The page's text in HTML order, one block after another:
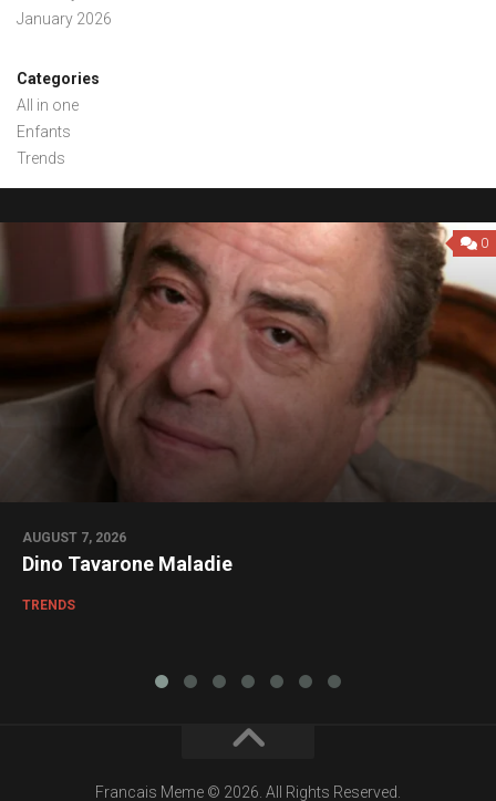
January 2026
Categories
All in one
Enfants
Trends
0
AUGUST 7, 2026
Dino Tavarone Maladie
TRENDS
Francais Meme © 2026. All Rights Reserved.